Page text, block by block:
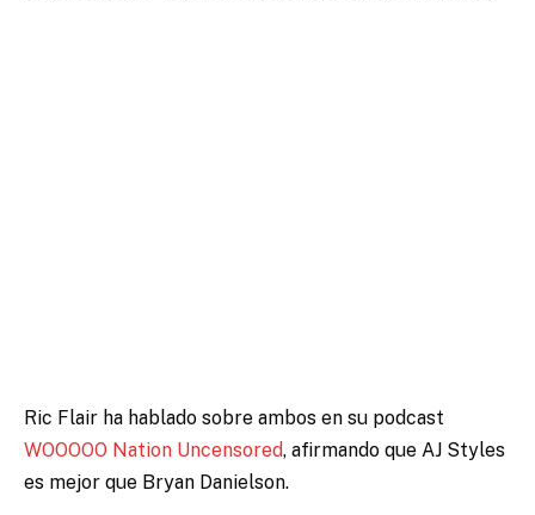
Ric Flair ha hablado sobre ambos en su podcast
WOOOOO Nation Uncensored, afirmando que AJ Styles
es mejor que Bryan Danielson.